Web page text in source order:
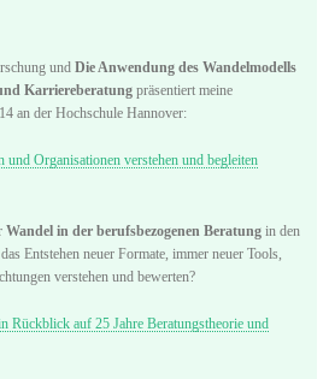
und Die Anwendung des Wandelmodells
Karriereberatung präsentiert meine
an der Hochschule Hannover:
und Organisationen verstehen und begleiten
Wandel in der berufsbezogenen Beratung in den
Entstehen neuer Formate, immer neuer Tools,
verstehen und bewerten?
Rückblick auf 25 Jahre Beratungstheorie und